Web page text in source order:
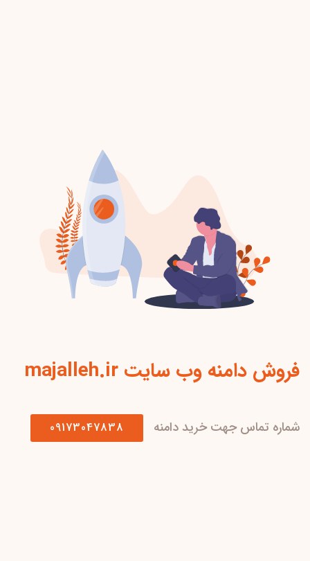
فروش دامنه وب سایت majalleh.ir
شماره تماس جهت خرید دامنه 09173047838